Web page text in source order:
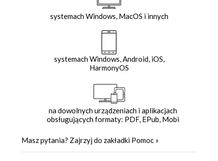
systemach Windows, MacOS i innych
systemach Windows, Android, iOS,
HarmonyOS
na dowolnych urządzeniach i aplikacjach
obsługujących formaty: PDF, EPub, Mobi
Masz pytania? Zajrzyj do zakładki Pomoc »